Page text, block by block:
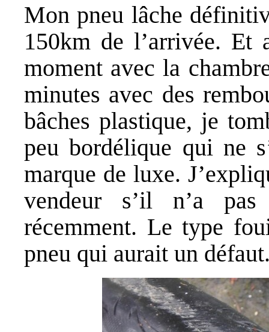
Mon pneu lâche
150km de l’arrivée. Et
moment avec la
minutes avec des
bâches plastique, je
peu bordélique qui ne
marque de luxe.
vendeur s’il n’a pas
récemment. Le type
pneu qui aurait un